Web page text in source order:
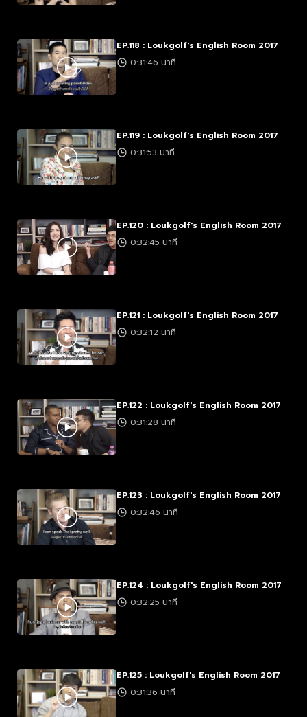
EP.118 : Loukgolf's English Room 2017
0:31:46 นาที
EP.119 : Loukgolf's English Room 2017
0:31:53 นาที
EP.120 : Loukgolf's English Room 2017
0:32:45 นาที
EP.121 : Loukgolf's English Room 2017
0:32:12 นาที
EP.122 : Loukgolf's English Room 2017
0:31:28 นาที
EP.123 : Loukgolf's English Room 2017
0:32:46 นาที
EP.124 : Loukgolf's English Room 2017
0:32:25 นาที
EP.125 : Loukgolf's English Room 2017
0:31:36 นาที